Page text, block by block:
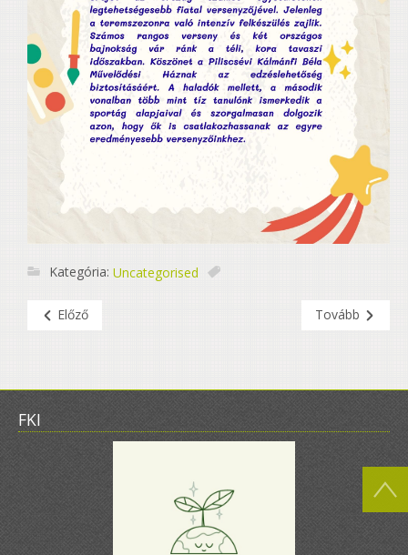
Kategória: Uncategorised
Előző Tovább
FKI